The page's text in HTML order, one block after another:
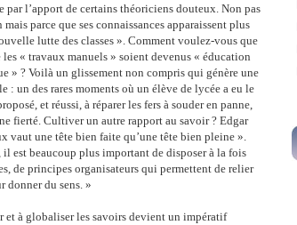
par l’apport de certains théoriciens douteux. Non pas
parce que ses connaissances apparaissent plus
lutte des classes ». Comment voulez-vous que
« travaux manuels » soient devenus « éducation
» ? Voilà un glissement non compris qui génère une
un des rares moments où un élève de lycée a eu le
et réussi, à réparer les fers à souder en panne,
fierté. Cultiver un autre rapport au savoir ? Edgar
une tête bien faite qu’une tête bien pleine ».
est beaucoup plus important de disposer à la fois
de principes organisateurs qui permettent de relier
donner du sens. »
à globaliser les savoirs devient un impératif